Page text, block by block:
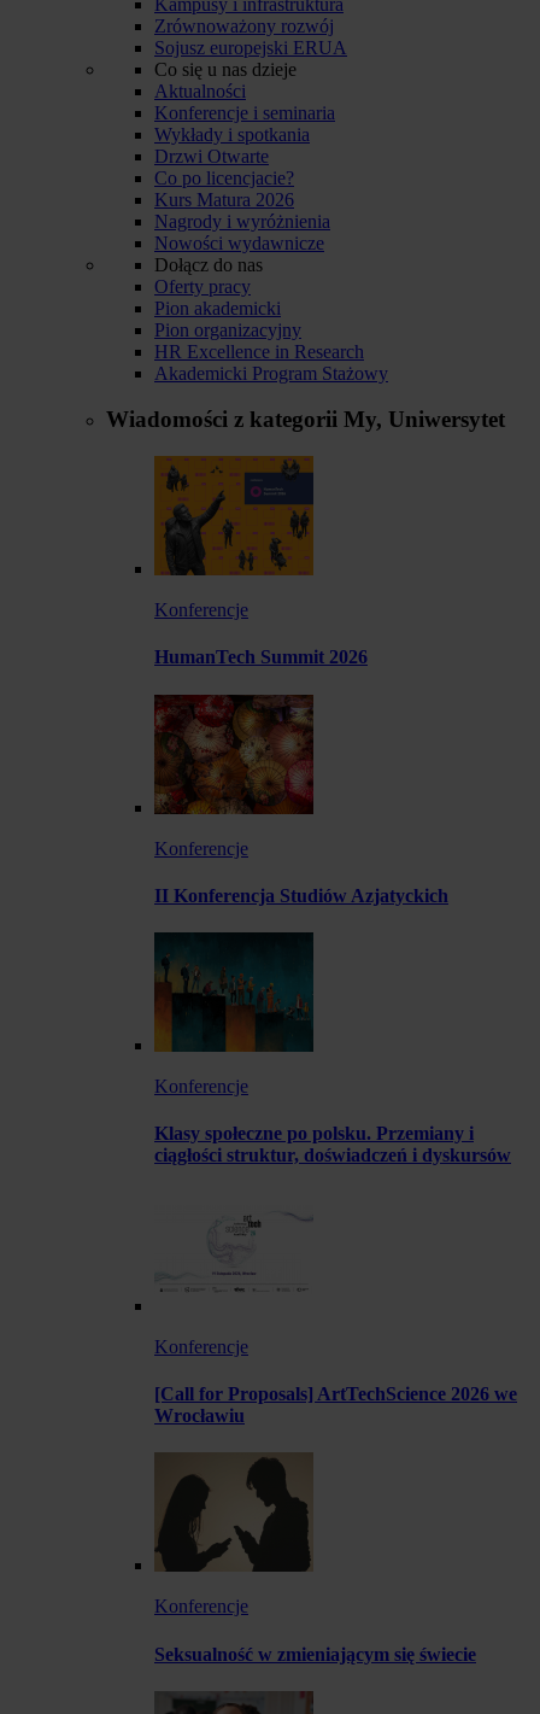
Zrównoważony rozwój
Sojusz europejski ERUA
Co się u nas dzieje
Aktualności
Konferencje i seminaria
Wykłady i spotkania
Drzwi Otwarte
Co po licencjacie?
Kurs Matura 2026
Nagrody i wyróżnienia
Nowości wydawnicze
Dołącz do nas
Oferty pracy
Pion akademicki
Pion organizacyjny
HR Excellence in Research
Akademicki Program Stażowy
Wiadomości z kategorii My, Uniwersytet
Konferencje
HumanTech Summit 2026
Konferencje
II Konferencja Studiów Azjatyckich
Konferencje
Klasy społeczne po polsku. Przemiany i
ciągłości struktur, doświadczeń i dyskursów
Konferencje
[Call for Proposals] ArtTechScience 2026 we
Wrocławiu
Konferencje
Seksualność w zmieniającym się świecie